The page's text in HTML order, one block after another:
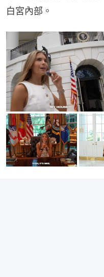
白宮內部。